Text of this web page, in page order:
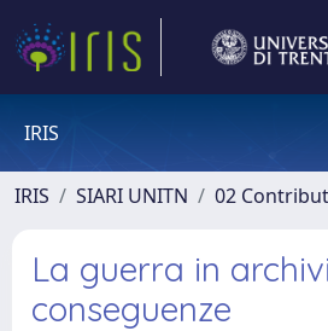
IRIS
IRIS SIARI UNITN 02
La guerra in
conseguenze